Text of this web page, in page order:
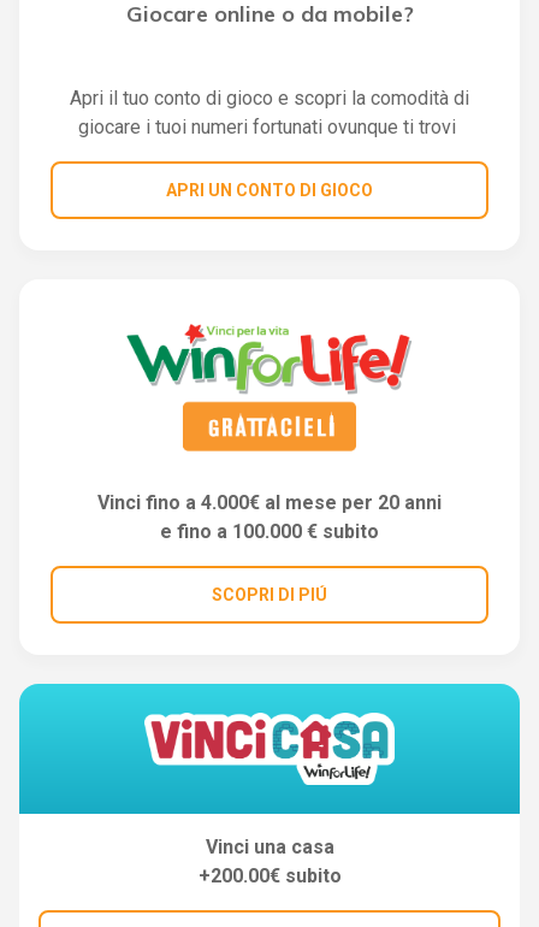
Giocare online o da mobile?
Apri il tuo conto di gioco e scopri la comodità di
giocare i tuoi numeri fortunati ovunque ti trovi
APRI UN CONTO DI GIOCO
Vinci fino a 4.000€ al mese per 20 anni
e fino a 100.000 € subito
SCOPRI DI PIÚ
Vinci una casa
+200.00€ subito